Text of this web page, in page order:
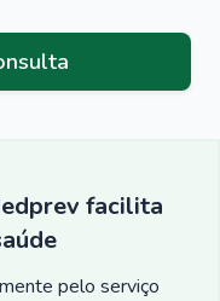
facilita
pelo serviço